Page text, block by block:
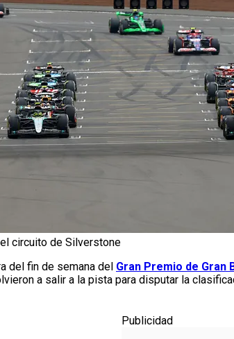
circuito de Silverstone
del fin de semana del Gran Premio de Gran
a salir a la pista para disputar la
Publicidad